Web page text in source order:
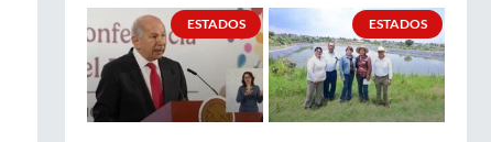
ESTADOS ESTADOS